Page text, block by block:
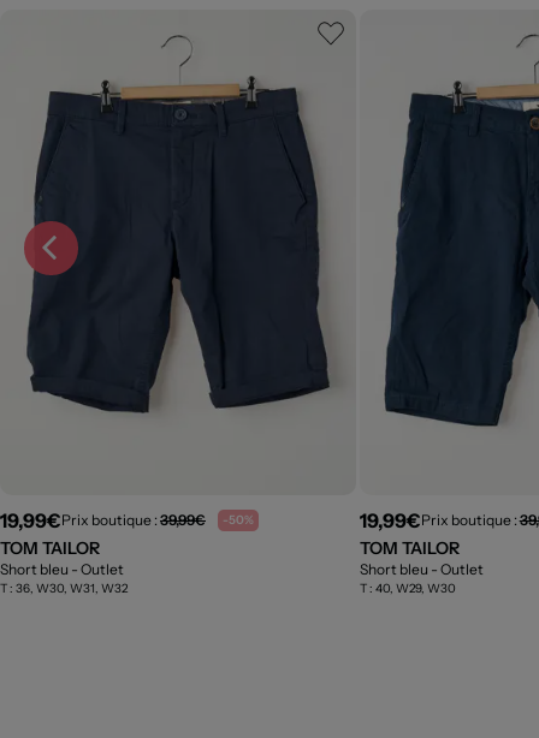
19,99€Prix boutique : 39,99€ -50%
TOM TAILOR
Short bleu - Outlet
T : 36, W30, W31, W32
19,99€Prix boutique :
TOM TAILOR
Short bleu - Outlet
T : 40, W29, W30